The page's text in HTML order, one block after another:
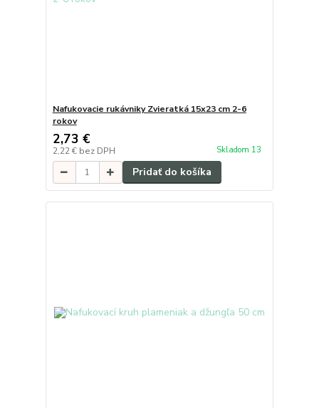
Nafukovacie rukávniky Zvieratká 15x23 cm 2-6
rokov
2,73 €
2,22 € bez DPH Skladom 13
Pridať do košíka